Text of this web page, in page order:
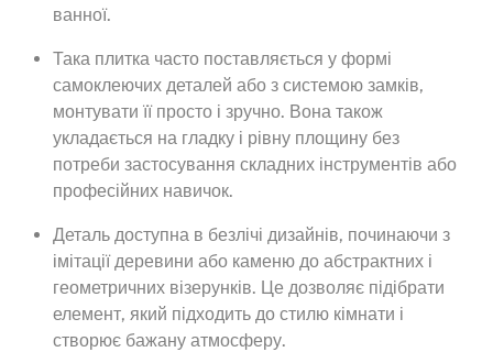
ванної.
Така плитка часто поставляється у формі
самоклеючих деталей або з системою замків,
монтувати її просто і зручно. Вона також
укладається на гладку і рівну площину без
потреби застосування складних інструментів або
професійних навичок.
Деталь доступна в безлічі дизайнів, починаючи з
імітації деревини або каменю до абстрактних і
геометричних візерунків. Це дозволяє підібрати
елемент, який підходить до стилю кімнати і
створює бажану атмосферу.